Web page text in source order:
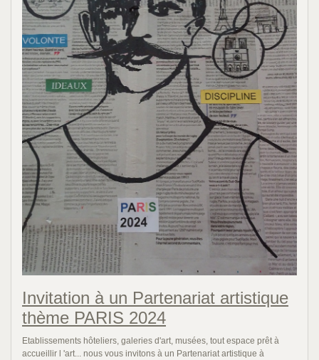
Invitation à un Partenariat artistique
thème PARIS 2024
Etablissements hôteliers, galeries d'art, musées, tout espace prêt à
accueillir l 'art... nous vous invitons à un Partenariat artistique à